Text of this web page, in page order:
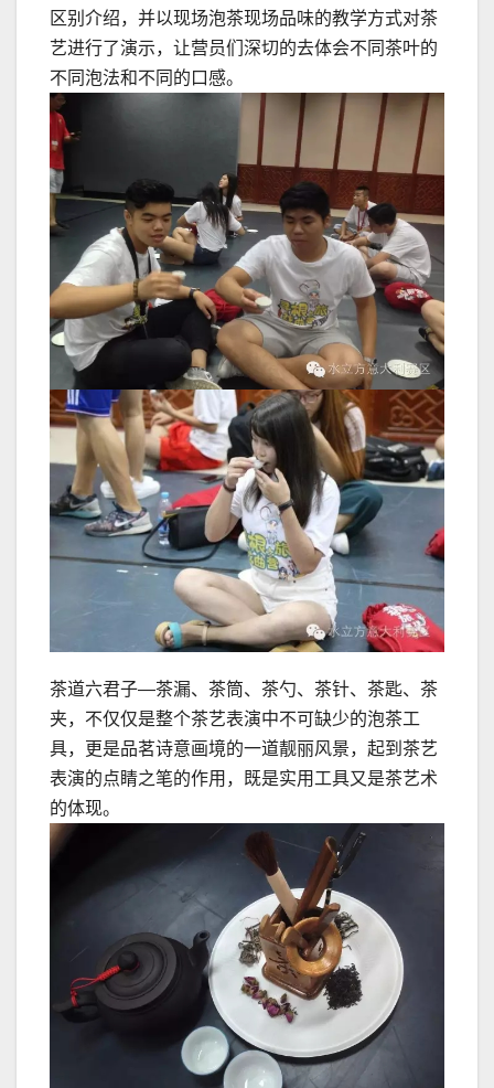
区别介绍，并以现场泡茶现场品味的教学方式对茶
艺进行了演示，让营员们深切的去体会不同茶叶的
不同泡法和不同的口感。
茶道六君子—茶漏、茶筒、茶勺、茶针、茶匙、茶
夹，不仅仅是整个茶艺表演中不可缺少的泡茶工
具，更是品茗诗意画境的一道靓丽风景，起到茶艺
表演的点睛之笔的作用，既是实用工具又是茶艺术
的体现。